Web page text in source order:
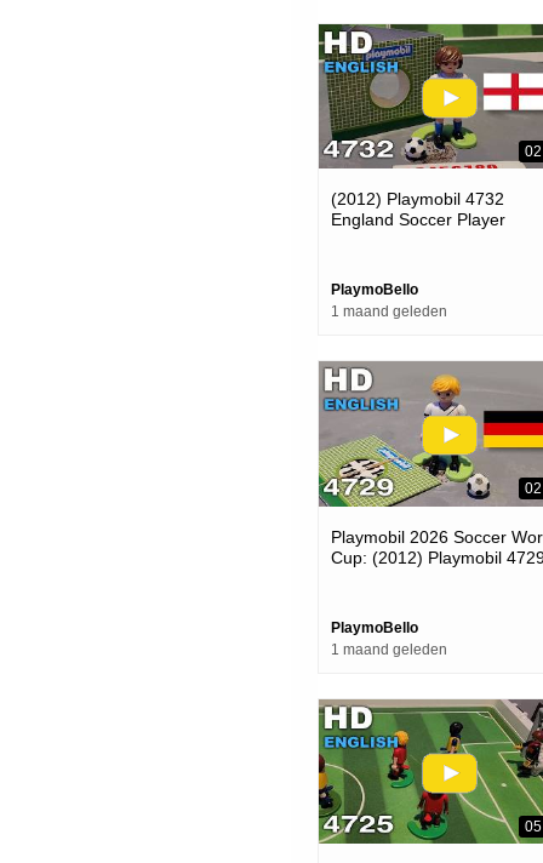
(2012) Playmobil 4732
England Soccer Player
PlaymoBello
1 maand geleden
Playmobil 2026 Soccer
Cup: (2012) Playmobil
PlaymoBello
1 maand geleden